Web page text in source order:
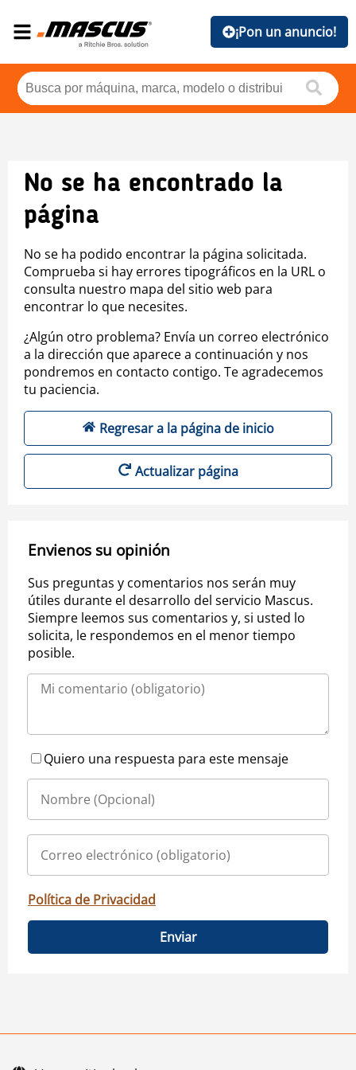
¡Pon un anuncio!
No se ha encontrado la
página
No se ha podido encontrar la página solicitada.
Comprueba si hay errores tipográficos en la URL o
consulta nuestro mapa del sitio web para
encontrar lo que necesites.
¿Algún otro problema? Envía un correo electrónico
a la dirección que aparece a continuación y nos
pondremos en contacto contigo. Te agradecemos
tu paciencia.
Regresar a la página de inicio
Actualizar página
Envienos su opinión
Sus preguntas y comentarios nos serán muy
útiles durante el desarrollo del servicio Mascus.
Siempre leemos sus comentarios y, si usted lo
solicita, le respondemos en el menor tiempo
posible.
Quiero una respuesta para este mensaje
Política de Privacidad
Enviar